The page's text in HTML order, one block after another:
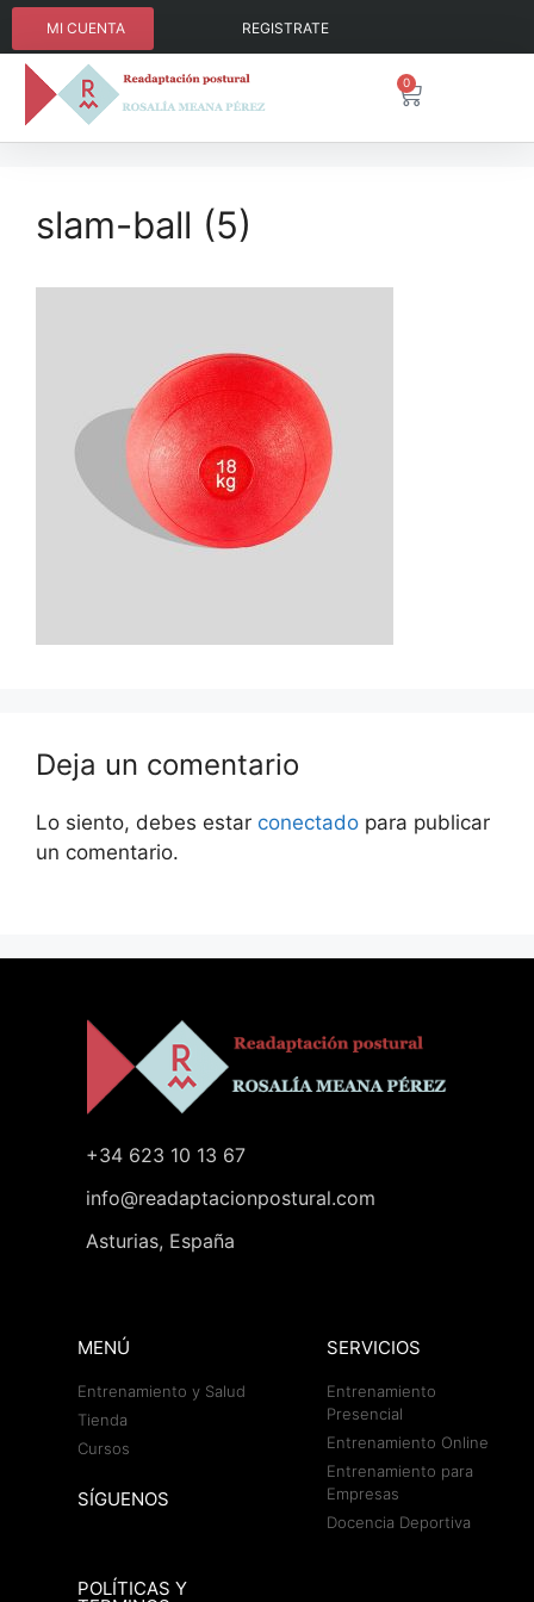
MI CUENTA REGISTRATE
0
slam-ball (5)
Deja un comentario
Lo siento, debes estar conectado para publicar
un comentario.
+34 623 10 13 67
info@readaptacionpostural.com
Asturias, España
MENÚ
Entrenamiento y Salud
Tienda
Cursos
SÍGUENOS
SERVICIOS
Entrenamiento
Presencial
Entrenamiento Online
Entrenamiento para
Empresas
Docencia Deportiva
POLÍTICAS Y